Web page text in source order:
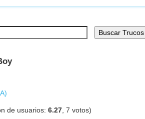
Buscar Trucos
)
de usuarios: 6.27, 7 votos)